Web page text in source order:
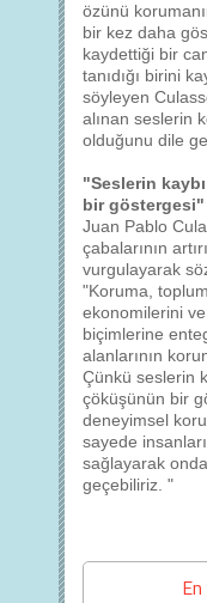
özünü
bir kez daha
kaydettiği bir
tanıdığı birini
söyleyen
alınan seslerin
olduğunu dile
"Seslerin
bir göstergesi"
Juan Pablo
çabalarının
vurgulayarak
"Koruma,
ekonomilerini ve
biçimlerine
alanlarının
Çünkü seslerin
çöküşünün bir
deneyimsel
sayede
sağlayarak
geçebiliriz. "